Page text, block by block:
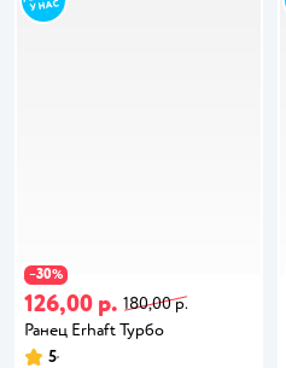
−30%
126,00 р. 180,00 р.
Ранец Erhaft Турбо
5